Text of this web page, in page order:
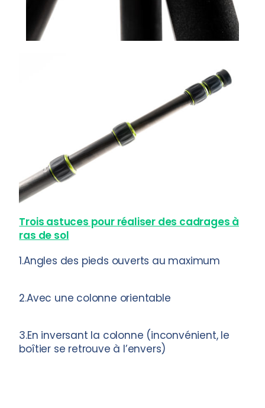
Trois astuces pour réaliser des cadrages à
ras de sol
1.Angles des pieds ouverts au maximum
2.Avec une colonne orientable
3.En inversant la colonne (inconvénient, le
boîtier se retrouve à l’envers)